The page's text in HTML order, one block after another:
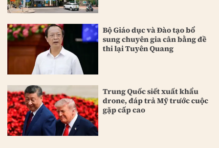
Bộ Giáo dục và Đào tạo bổ
sung chuyên gia cân bằng đề
thi lại Tuyên Quang
Trung Quốc siết xuất khẩu
drone, đáp trả Mỹ trước cuộc
gặp cấp cao